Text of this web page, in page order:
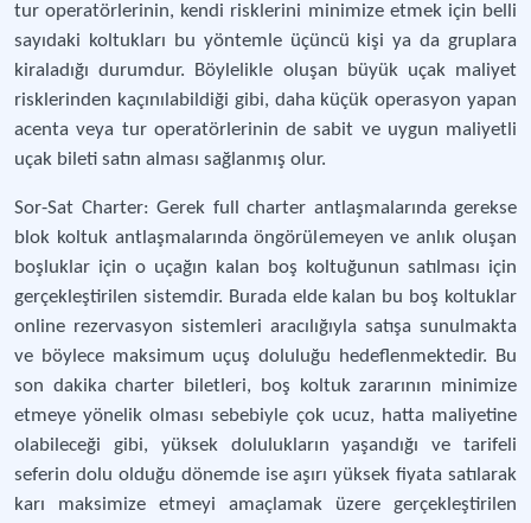
tur operatörlerinin, kendi risklerini minimize etmek için belli
sayıdaki koltukları bu yöntemle üçüncü kişi ya da gruplara
kiraladığı durumdur. Böylelikle oluşan büyük uçak maliyet
risklerinden kaçınılabildiği gibi, daha küçük operasyon yapan
acenta veya tur operatörlerinin de sabit ve uygun maliyetli
uçak bileti satın alması sağlanmış olur.
Sor-Sat Charter: Gerek full charter antlaşmalarında gerekse
blok koltuk antlaşmalarında öngörülemeyen ve anlık oluşan
boşluklar için o uçağın kalan boş koltuğunun satılması için
gerçekleştirilen sistemdir. Burada elde kalan bu boş koltuklar
online rezervasyon sistemleri aracılığıyla satışa sunulmakta
ve böylece maksimum uçuş doluluğu hedeflenmektedir. Bu
son dakika charter biletleri, boş koltuk zararının minimize
etmeye yönelik olması sebebiyle çok ucuz, hatta maliyetine
olabileceği gibi, yüksek dolulukların yaşandığı ve tarifeli
seferin dolu olduğu dönemde ise aşırı yüksek fiyata satılarak
karı maksimize etmeyi amaçlamak üzere gerçekleştirilen